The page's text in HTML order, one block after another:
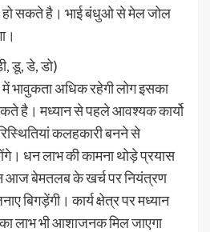
सकते है। भाई बंधुओ से मेल जोल
डू, डे, डो)
अधिक रहेगी लोग इसका
है। मध्यान से पहले आवश्यक कार्यो
कलहकारी बनने से
धन लाभ की कामना थोड़े प्रयास
आज बेमतलब के खर्च पर नियंत्रण
बिगड़ेंगी। कार्य क्षेत्र पर मध्यान
लाभ भी आशाजनक मिल जाएगा